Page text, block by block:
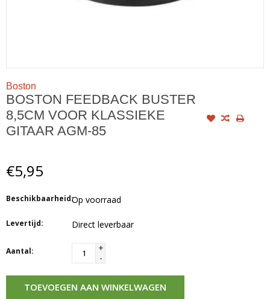
Boston
BOSTON FEEDBACK BUSTER
8,5CM VOOR KLASSIEKE
GITAAR AGM-85
€5,95
Beschikbaarheid:Op voorraad
Levertijd: Direct leverbaar
Aantal:
+
-
TOEVOEGEN AAN WINKELWAGEN